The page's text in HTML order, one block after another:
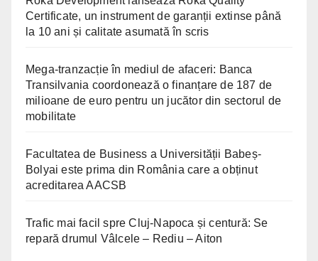
Certificate, un instrument de garanții extinse până
la 10 ani și calitate asumată în scris
Mega-tranzacție în mediul de afaceri: Banca
Transilvania coordonează o finanțare de 187 de
milioane de euro pentru un jucător din sectorul de
mobilitate
Facultatea de Business a Universității Babeș-
Bolyai este prima din România care a obținut
acreditarea AACSB
Trafic mai facil spre Cluj-Napoca și centură: Se
repară drumul Vâlcele – Rediu – Aiton